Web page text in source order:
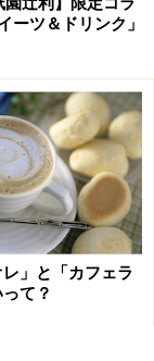
ーツ＆ドリンク」
レ」と「カフェラ
て？